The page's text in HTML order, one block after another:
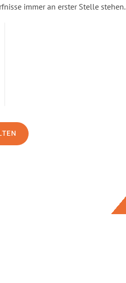
immer an erster Stelle stehen.